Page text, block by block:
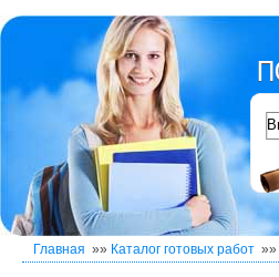
Главная »» Каталог готовых работ »»